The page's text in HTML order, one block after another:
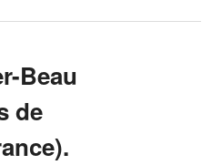
Beau
de